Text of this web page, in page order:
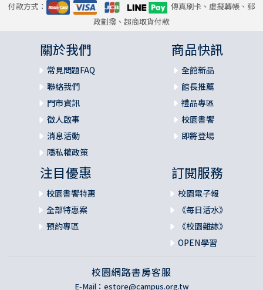
付款方式：
傳真刷卡、虛擬轉帳、郵
政劃撥、超商取貨付款
關於我們
常見問題FAQ
聯絡我們
門市資訊
徵人啟事
消息活動
隱私權政策
商品快訊
全館新品
館長推薦
禮品專區
校園書饗
即將登場
注目優惠
校園書饗特惠
全部特惠案
預約專區
訂閱服務
校園電子報
《每日活水》
《校園雜誌》
OPEN學習
校園網路書房客服
E-Mail： estore@campus.org.tw